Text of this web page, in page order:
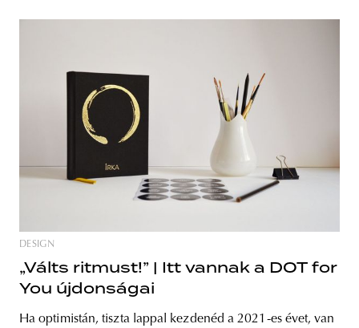
DESIGN
„Válts ritmust!” | Itt vannak a DOT for
You újdonságai
Ha optimistán, tiszta lappal kezdenéd a 2021-es évet, van